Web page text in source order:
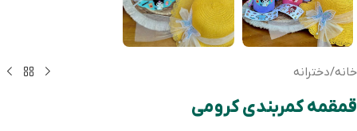
خانه/دخترانه
قمقمه کمربندی کرومی